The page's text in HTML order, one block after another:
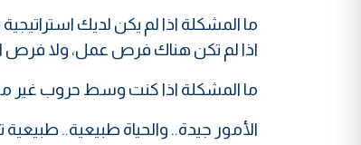
ما المشكلة اذا لم يكن لديك
اذا لم تكن هناك فرص عمل، ولا فرص
ما المشكلة اذا كنت وسط حروب غير
الأمور جيدة.. والحياة طبيعية..